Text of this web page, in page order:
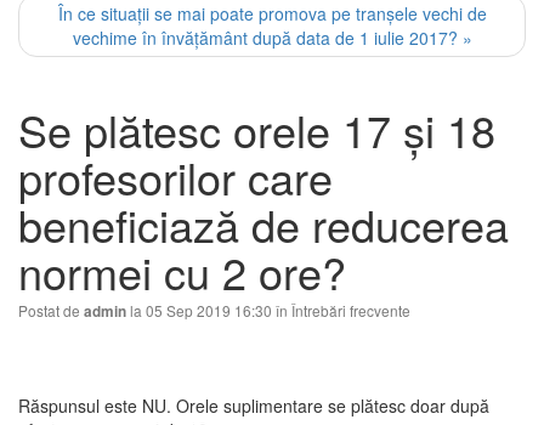
În ce situaţii se mai poate promova pe tranşele vechi de
vechime în învăţământ după data de 1 iulie 2017? »
Se plătesc orele 17 şi 18
profesorilor care
beneficiază de reducerea
normei cu 2 ore?
Postat de adminla 05 Sep 2019 16:30 în Întrebări frecvente
Răspunsul este NU. Orele suplimentare se plătesc doar după